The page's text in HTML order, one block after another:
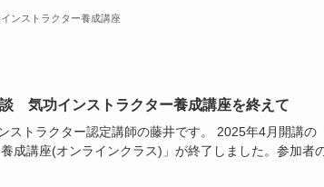
ンストラクター養成講座
気功インストラクター養成講座を終えて
ストラクター認定講師の藤井です。 2025年4月開講の
成講座(オンラインクラス)」が終了しました。参加者